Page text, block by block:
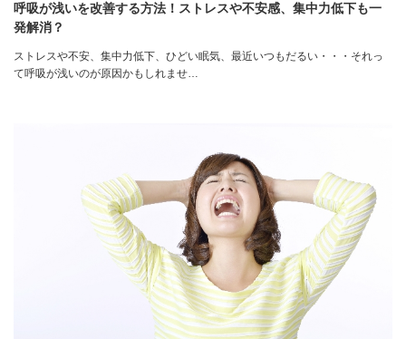
呼吸が浅いを改善する方法！ストレスや不安感、集中力低下も一
発解消？
ストレスや不安、集中力低下、ひどい眠気、最近いつもだるい・・・それっ
て呼吸が浅いのが原因かもしれませ…